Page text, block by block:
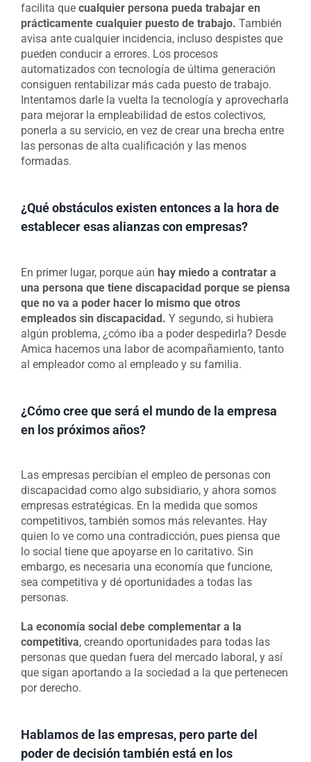
facilita que cualquier persona pueda trabajar en
prácticamente cualquier puesto de trabajo. También
avisa ante cualquier incidencia, incluso despistes que
pueden conducir a errores. Los procesos
automatizados con tecnología de última generación
consiguen rentabilizar más cada puesto de trabajo.
Intentamos darle la vuelta la tecnología y aprovecharla
para mejorar la empleabilidad de estos colectivos,
ponerla a su servicio, en vez de crear una brecha entre
las personas de alta cualificación y las menos
formadas.
¿Qué obstáculos existen entonces a la hora de
establecer esas alianzas con empresas?
En primer lugar, porque aún hay miedo a contratar a
una persona que tiene discapacidad porque se piensa
que no va a poder hacer lo mismo que otros
empleados sin discapacidad. Y segundo, si hubiera
algún problema, ¿cómo iba a poder despedirla? Desde
Amica hacemos una labor de acompañamiento, tanto
al empleador como al empleado y su familia.
¿Cómo cree que será el mundo de la empresa
en los próximos años?
Las empresas percibían el empleo de personas con
discapacidad como algo subsidiario, y ahora somos
empresas estratégicas. En la medida que somos
competitivos, también somos más relevantes. Hay
quien lo ve como una contradicción, pues piensa que
lo social tiene que apoyarse en lo caritativo. Sin
embargo, es necesaria una economía que funcione,
sea competitiva y dé oportunidades a todas las
personas.
La economía social debe complementar a la
competitiva, creando oportunidades para todas las
personas que quedan fuera del mercado laboral, y así
que sigan aportando a la sociedad a la que pertenecen
por derecho.
Hablamos de las empresas, pero parte del
poder de decisión también está en los